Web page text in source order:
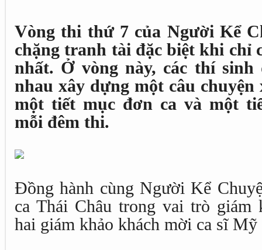
Vòng thi thứ 7 của Người Kể
chặng tranh tài đặc biệt khi chỉ
nhất. Ở vòng này, các thí sinh
nhau xây dựng một câu chuyện
một tiết mục đơn ca và một
mỗi đêm thi.
Đồng hành cùng Người Kể
ca Thái Châu trong vai trò giám
hai giám khảo khách mời ca sĩ